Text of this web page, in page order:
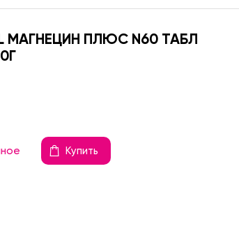
МАГНЕЦИН ПЛЮС N60 ТАБЛ
Купить